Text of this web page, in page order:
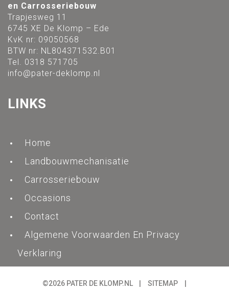
en Carrosseriebouw
Trapjesweg 11
6745 XE De Klomp – Ede
KvK nr: 09050568
BTW nr: NL804371532.B01
Tel. 0318 571705
info@pater-deklomp.nl
LINKS
Home
Landbouwmechanisatie
Carrosseriebouw
Occasions
Contact
Algemene Voorwaarden En Privacy
Verklaring
©2026 PATER DE KLOMP.NL | SITEMAP |